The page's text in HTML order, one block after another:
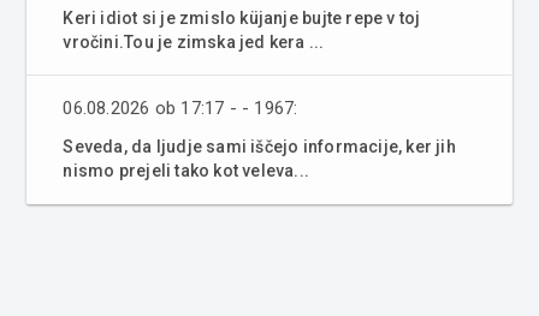
Keri idiot si je zmislo küjanje bujte repe v toj
vročini.Tou je zimska jed kera ...
06.08.2026 ob 17:17 - - 1967:
Seveda, da ljudje sami iščejo informacije, ker jih
nismo prejeli tako kot veleva...